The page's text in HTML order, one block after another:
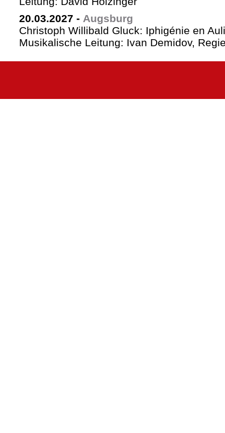
20.03.2027 - Augsburg
Christoph Willibald Gluck: Iphigénie en
Musikalische Leitung: Ivan Demidov,